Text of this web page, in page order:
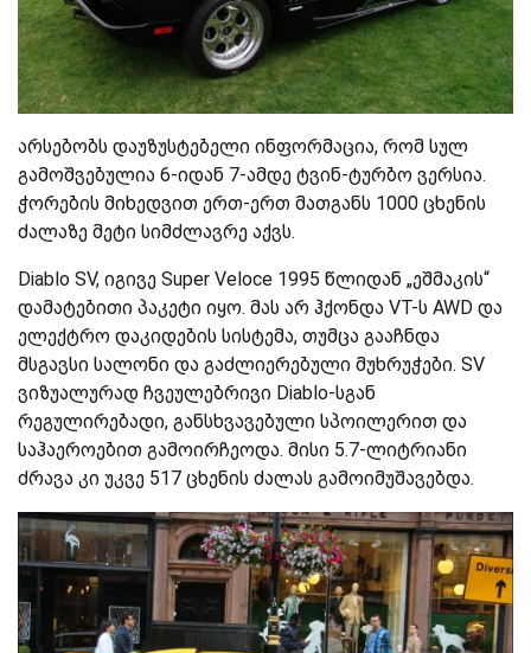
არსებობს დაუზუსტებელი ინფორმაცია, რომ სულ
გამოშვებულია 6-იდან 7-ამდე ტვინ-ტურბო ვერსია.
ჭორების მიხედვით ერთ-ერთ მათგანს 1000 ცხენის
ძალაზე მეტი სიმძლავრე აქვს.
Diablo SV, იგივე Super Veloce 1995 წლიდან „ეშმაკის“
დამატებითი პაკეტი იყო. მას არ ჰქონდა VT-ს AWD და
ელექტრო დაკიდების სისტემა, თუმცა გააჩნდა
მსგავსი სალონი და გაძლიერებული მუხრუჭები. SV
ვიზუალურად ჩვეულებრივი Diablo-სგან
რეგულირებადი, განსხვავებული სპოილერით და
საჰაეროებით გამოირჩეოდა. მისი 5.7-ლიტრიანი
ძრავა კი უკვე 517 ცხენის ძალას გამოიმუშავებდა.